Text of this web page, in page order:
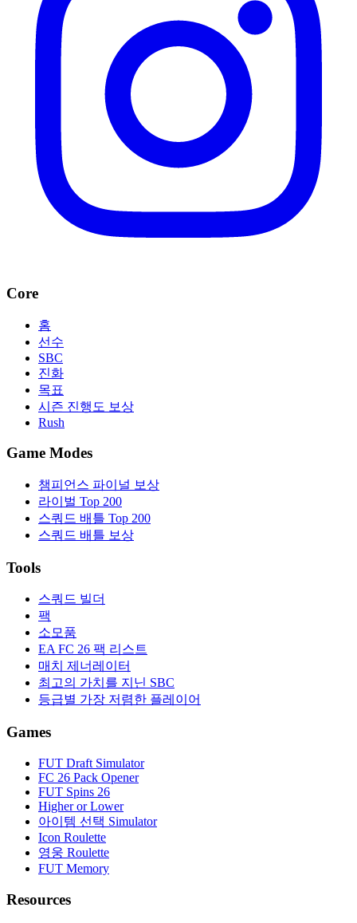
Core
홈
선수
SBC
진화
목표
시즌 진행도 보상
Rush
Game Modes
챔피언스 파이널 보상
라이벌 Top 200
스쿼드 배틀 Top 200
스쿼드 배틀 보상
Tools
스쿼드 빌더
팩
소모품
EA FC 26 팩 리스트
매치 제너레이터
최고의 가치를 지닌 SBC
등급별 가장 저렴한 플레이어
Games
FUT Draft Simulator
FC 26 Pack Opener
FUT Spins 26
Higher or Lower
아이템 선택 Simulator
Icon Roulette
영웅 Roulette
FUT Memory
Resources